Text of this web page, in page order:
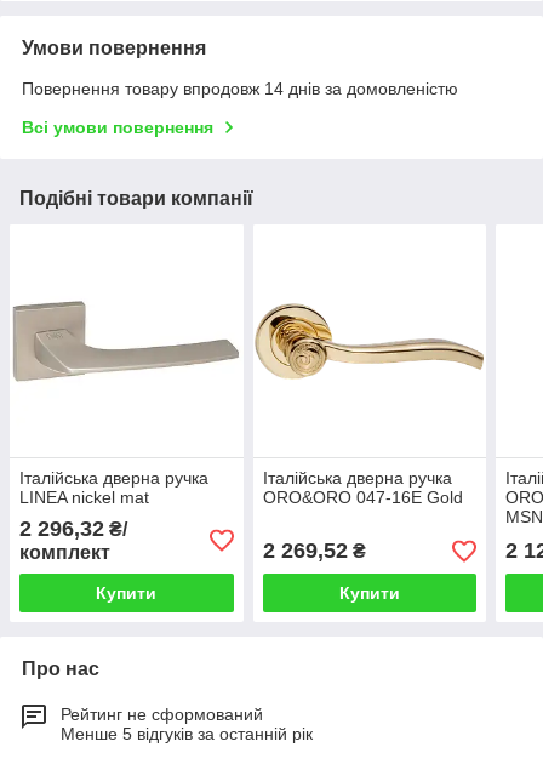
Умови повернення
Повернення товару впродовж 14 днів за домовленістю
Всі умови повернення
Подібні товари компанії
Італійська дверна ручка
LINEA nickel mat
2 296,32 ₴/
комплект
Купити
Італійська дверна ручка
ORO&ORO 047-16E Gold
2 269,52₴
Купити
2
Про нас
Рейтинг не сформований
Менше 5 відгуків за останній рік